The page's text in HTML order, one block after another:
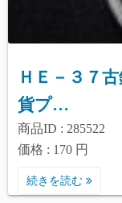
ＨＥ－３７
貨プ…
商品ID : 285522
価格 : 170 円
続きを読む